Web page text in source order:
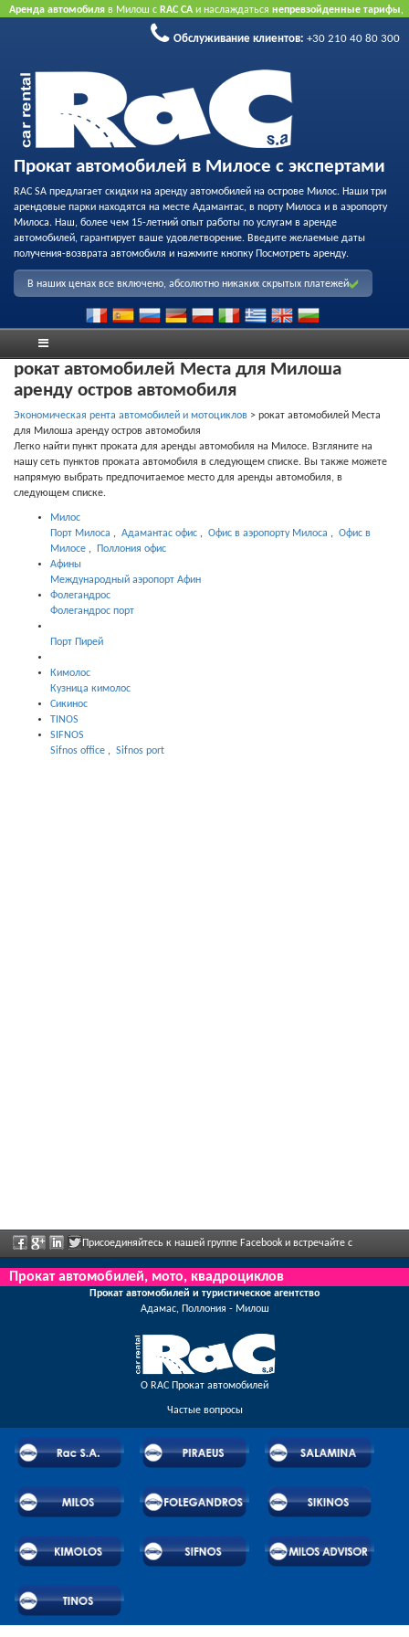
Аренда автомобиля в Милош с RAC CA и наслаждаться непревзойденные тарифы,
флот качества проката
принять преимущество нашего Интернет предлагает.Не нужна кредитная карта.
Обслуживание клиентов: +30 210 40 80 300
Прокат автомобилей в Милосе с экспертами
RAC SA предлагает скидки на аренду автомобилей на острове Милос. Наши три
арендовые парки находятся на месте Адамантас, в порту Милоса и в аэропорту
Милоса. Наш, более чем 15-летний опыт работы по услугам в аренде
автомобилей, гарантирует ваше удовлетворение. Введите желаемые даты
получения-возврата автомобиля и нажмите кнопку Посмотреть аренду.
В наших ценах все включено, абсолютно никаких скрытых платежей
рокат автомобилей Места для Милоша
аренду остров автомобиля
Экономическая рента автомобилей и мотоциклов > рокат автомобилей Места
для Милоша аренду остров автомобиля
Легко найти пункт проката для аренды автомобиля на Милосе. Взгляните на
нашу сеть пунктов проката автомобиля в следующем списке. Вы также можете
напрямую выбрать предпочитаемое место для аренды автомобиля, в
следующем списке.
Милос
Порт Милоса , Адамантас офис , Офис в аэропорту Милоса , Офис в
Милосе ,
Поллония офис
Афины
Международный аэропорт Афин
Фолегандрос
Фолегандрос порт
Порт Пирей
Кимолос
Кузница кимолос
Сикинос
TINOS
SIFNOS
Sifnos office , Sifnos port
Присоединяйтесь к нашей группе Facebook и встречайте с
сотрудниками, отправьте нам ваши отзывы, и воспользуйтесь грандиозными
скидками и предложениями, которые регулярно объявлены.
Прокат автомобилей, мото, квадроциклов
Прокат автомобилей и туристическое агентство
Адамас, Поллония - Милош
О RAC Прокат автомобилей
Частые вопросы